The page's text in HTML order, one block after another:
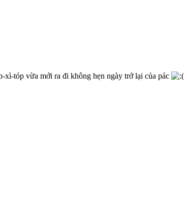
tóp vừa mới ra đi không hẹn ngày trở lại của pác